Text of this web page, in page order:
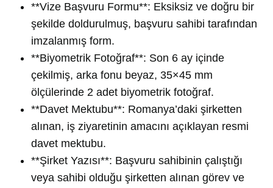
**Vize Başvuru Formu**: Eksiksiz ve doğru bir
şekilde doldurulmuş, başvuru sahibi tarafından
imzalanmış form.
**Biyometrik Fotoğraf**: Son 6 ay içinde
çekilmiş, arka fonu beyaz, 35×45 mm
ölçülerinde 2 adet biyometrik fotoğraf.
**Davet Mektubu**: Romanya’daki şirketten
alınan, iş ziyaretinin amacını açıklayan resmi
davet mektubu.
**Şirket Yazısı**: Başvuru sahibinin çalıştığı
veya sahibi olduğu şirketten alınan görev ve